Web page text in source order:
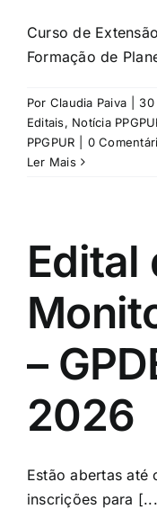
Curso de
Formação de
Por Claudia Paiva 30
Editais, Notícia
PPGPUR
0
Ler Mais
Edital
–
2026
Estão abertas
inscrições para